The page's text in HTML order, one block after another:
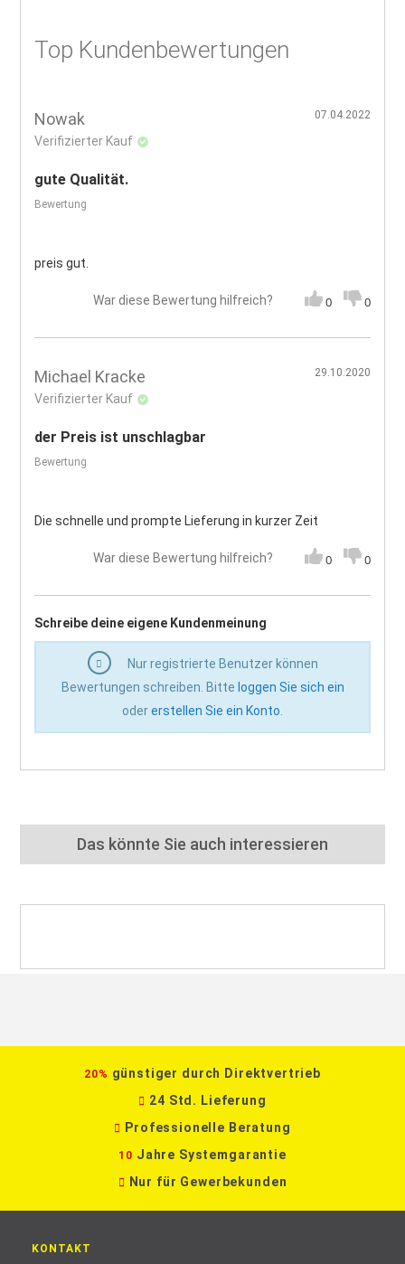
Top Kundenbewertungen
Nowak
Verifizierter Kauf
07.04.2022
gute Qualität.
Bewertung
preis gut.
War diese Bewertung hilfreich? 0 0
Michael Kracke
Verifizierter Kauf
29.10.2020
der Preis ist unschlagbar
Bewertung
Die schnelle und prompte Lieferung in kurzer Zeit
War diese Bewertung hilfreich? 0 0
Schreibe deine eigene Kundenmeinung
Nur registrierte Benutzer können
Bewertungen schreiben. Bitte loggen Sie sich ein
odererstellen Sie ein Konto.
Das könnte Sie auch interessieren
20% günstiger durch Direktvertrieb
24 Std. Lieferung
Professionelle Beratung
10 Jahre Systemgarantie
Nur für Gewerbekunden
KONTAKT